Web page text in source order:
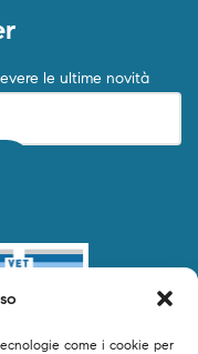
come i cookie per
le ultime novità